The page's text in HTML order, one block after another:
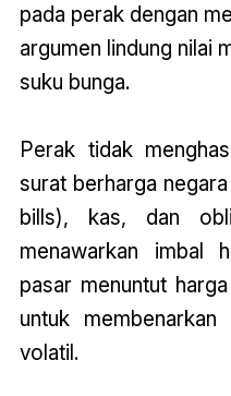
pada perak dengan
argumen lindung nilai
suku bunga.
Perak tidak
surat berharga
bills), kas, dan
menawarkan imbal
pasar menuntut
untuk
volatil.